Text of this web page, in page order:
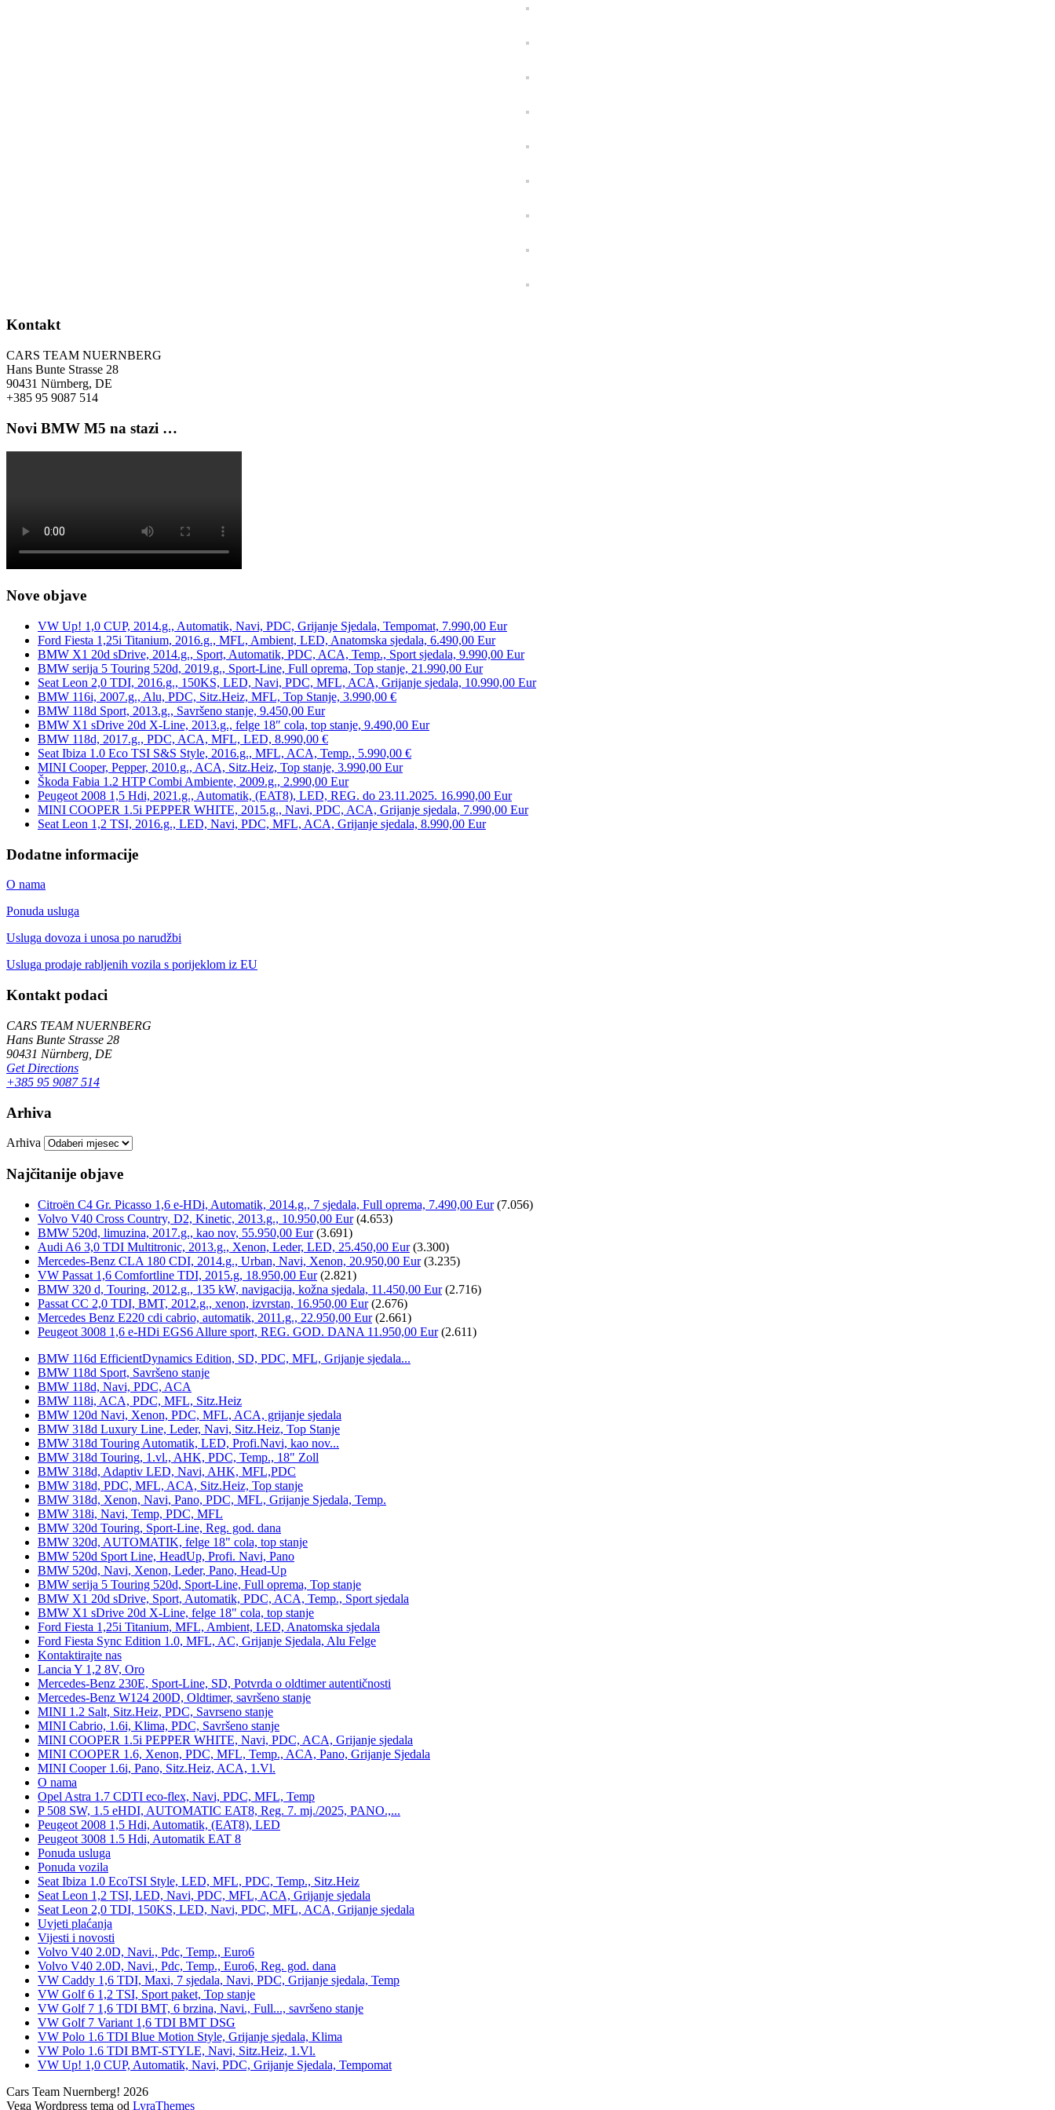
Kontakt
CARS TEAM NUERNBERG
Hans Bunte Strasse 28
90431 Nürnberg, DE
+385 95 9087 514
Novi BMW M5 na stazi …
Nove objave
VW Up! 1,0 CUP, 2014.g., Automatik, Navi, PDC, Grijanje Sjedala, Tempomat, 7.990,00 Eur
Ford Fiesta 1,25i Titanium, 2016.g., MFL, Ambient, LED, Anatomska sjedala, 6.490,00 Eur
BMW X1 20d sDrive, 2014.g., Sport, Automatik, PDC, ACA, Temp., Sport sjedala, 9.990,00 Eur
BMW serija 5 Touring 520d, 2019.g., Sport-Line, Full oprema, Top stanje, 21.990,00 Eur
Seat Leon 2,0 TDI, 2016.g., 150KS, LED, Navi, PDC, MFL, ACA, Grijanje sjedala, 10.990,00 Eur
BMW 116i, 2007.g., Alu, PDC, Sitz.Heiz, MFL, Top Stanje, 3.990,00 €
BMW 118d Sport, 2013.g., Savršeno stanje, 9.450,00 Eur
BMW X1 sDrive 20d X-Line, 2013.g., felge 18″ cola, top stanje, 9.490,00 Eur
BMW 118d, 2017.g., PDC, ACA, MFL, LED, 8.990,00 €
Seat Ibiza 1.0 Eco TSI S&S Style, 2016.g., MFL, ACA, Temp., 5.990,00 €
MINI Cooper, Pepper, 2010.g., ACA, Sitz.Heiz, Top stanje, 3.990,00 Eur
Škoda Fabia 1.2 HTP Combi Ambiente, 2009.g., 2.990,00 Eur
Peugeot 2008 1,5 Hdi, 2021.g., Automatik, (EAT8), LED, REG. do 23.11.2025. 16.990,00 Eur
MINI COOPER 1.5i PEPPER WHITE, 2015.g., Navi, PDC, ACA, Grijanje sjedala, 7.990,00 Eur
Seat Leon 1,2 TSI, 2016.g., LED, Navi, PDC, MFL, ACA, Grijanje sjedala, 8.990,00 Eur
Dodatne informacije
O nama
Ponuda usluga
Usluga dovoza i unosa po narudžbi
Usluga prodaje rabljenih vozila s porijeklom iz EU
Kontakt podaci
CARS TEAM NUERNBERG
Hans Bunte Strasse 28
90431 Nürnberg, DE
Get Directions
+385 95 9087 514
Arhiva
Arhiva
Najčitanije objave
Citroën C4 Gr. Picasso 1,6 e-HDi, Automatik, 2014.g., 7 sjedala, Full oprema, 7.490,00 Eur (7.056)
Volvo V40 Cross Country, D2, Kinetic, 2013.g., 10.950,00 Eur (4.653)
BMW 520d, limuzina, 2017.g., kao nov, 55.950,00 Eur (3.691)
Audi A6 3,0 TDI Multitronic, 2013.g., Xenon, Leder, LED, 25.450,00 Eur (3.300)
Mercedes-Benz CLA 180 CDI, 2014.g., Urban, Navi, Xenon, 20.950,00 Eur (3.235)
VW Passat 1,6 Comfortline TDI, 2015.g, 18.950,00 Eur (2.821)
BMW 320 d, Touring, 2012.g., 135 kW, navigacija, kožna sjedala, 11.450,00 Eur (2.716)
Passat CC 2,0 TDI, BMT, 2012.g., xenon, izvrstan, 16.950,00 Eur (2.676)
Mercedes Benz E220 cdi cabrio, automatik, 2011.g., 22.950,00 Eur (2.661)
Peugeot 3008 1,6 e-HDi EGS6 Allure sport, REG. GOD. DANA 11.950,00 Eur (2.611)
BMW 116d EfficientDynamics Edition, SD, PDC, MFL, Grijanje sjedala...
BMW 118d Sport, Savršeno stanje
BMW 118d, Navi, PDC, ACA
BMW 118i, ACA, PDC, MFL, Sitz.Heiz
BMW 120d Navi, Xenon, PDC, MFL, ACA, grijanje sjedala
BMW 318d Luxury Line, Leder, Navi, Sitz.Heiz, Top Stanje
BMW 318d Touring Automatik, LED, Profi.Navi, kao nov...
BMW 318d Touring, 1.vl., AHK, PDC, Temp., 18" Zoll
BMW 318d, Adaptiv LED, Navi, AHK, MFL,PDC
BMW 318d, PDC, MFL, ACA, Sitz.Heiz, Top stanje
BMW 318d, Xenon, Navi, Pano, PDC, MFL, Grijanje Sjedala, Temp.
BMW 318i, Navi, Temp, PDC, MFL
BMW 320d Touring, Sport-Line, Reg. god. dana
BMW 320d, AUTOMATIK, felge 18" cola, top stanje
BMW 520d Sport Line, HeadUp, Profi. Navi, Pano
BMW 520d, Navi, Xenon, Leder, Pano, Head-Up
BMW serija 5 Touring 520d, Sport-Line, Full oprema, Top stanje
BMW X1 20d sDrive, Sport, Automatik, PDC, ACA, Temp., Sport sjedala
BMW X1 sDrive 20d X-Line, felge 18" cola, top stanje
Ford Fiesta 1,25i Titanium, MFL, Ambient, LED, Anatomska sjedala
Ford Fiesta Sync Edition 1.0, MFL, AC, Grijanje Sjedala, Alu Felge
Kontaktirajte nas
Lancia Y 1,2 8V, Oro
Mercedes-Benz 230E, Sport-Line, SD, Potvrda o oldtimer autentičnosti
Mercedes-Benz W124 200D, Oldtimer, savršeno stanje
MINI 1.2 Salt, Sitz.Heiz, PDC, Savrseno stanje
MINI Cabrio, 1.6i, Klima, PDC, Savršeno stanje
MINI COOPER 1.5i PEPPER WHITE, Navi, PDC, ACA, Grijanje sjedala
MINI COOPER 1.6, Xenon, PDC, MFL, Temp., ACA, Pano, Grijanje Sjedala
MINI Cooper 1.6i, Pano, Sitz.Heiz, ACA, 1.Vl.
O nama
Opel Astra 1.7 CDTI eco-flex, Navi, PDC, MFL, Temp
P 508 SW, 1.5 eHDI, AUTOMATIC EAT8, Reg. 7. mj./2025, PANO.,...
Peugeot 2008 1,5 Hdi, Automatik, (EAT8), LED
Peugeot 3008 1.5 Hdi, Automatik EAT 8
Ponuda usluga
Ponuda vozila
Seat Ibiza 1.0 EcoTSI Style, LED, MFL, PDC, Temp., Sitz.Heiz
Seat Leon 1,2 TSI, LED, Navi, PDC, MFL, ACA, Grijanje sjedala
Seat Leon 2,0 TDI, 150KS, LED, Navi, PDC, MFL, ACA, Grijanje sjedala
Uvjeti plaćanja
Vijesti i novosti
Volvo V40 2.0D, Navi., Pdc, Temp., Euro6
Volvo V40 2.0D, Navi., Pdc, Temp., Euro6, Reg. god. dana
VW Caddy 1,6 TDI, Maxi, 7 sjedala, Navi, PDC, Grijanje sjedala, Temp
VW Golf 6 1,2 TSI, Sport paket, Top stanje
VW Golf 7 1,6 TDI BMT, 6 brzina, Navi., Full..., savršeno stanje
VW Golf 7 Variant 1,6 TDI BMT DSG
VW Polo 1.6 TDI Blue Motion Style, Grijanje sjedala, Klima
VW Polo 1.6 TDI BMT-STYLE, Navi, Sitz.Heiz, 1.Vl.
VW Up! 1,0 CUP, Automatik, Navi, PDC, Grijanje Sjedala, Tempomat
Cars Team Nuernberg! 2026
Vega Wordpress tema od LyraThemes